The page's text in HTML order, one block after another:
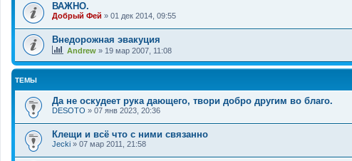
ВАЖНО.
Добрый Фей » 01 дек 2014, 09:55
Внедорожная эвакуция
Andrew » 19 мар 2007, 11:08
ТЕМЫ
Да не оскудеет рука дающего, твори добро другим во благо.
DESOTO » 07 янв 2023, 20:36
Клещи и всё что с ними связанно
Jecki » 07 мар 2011, 21:58